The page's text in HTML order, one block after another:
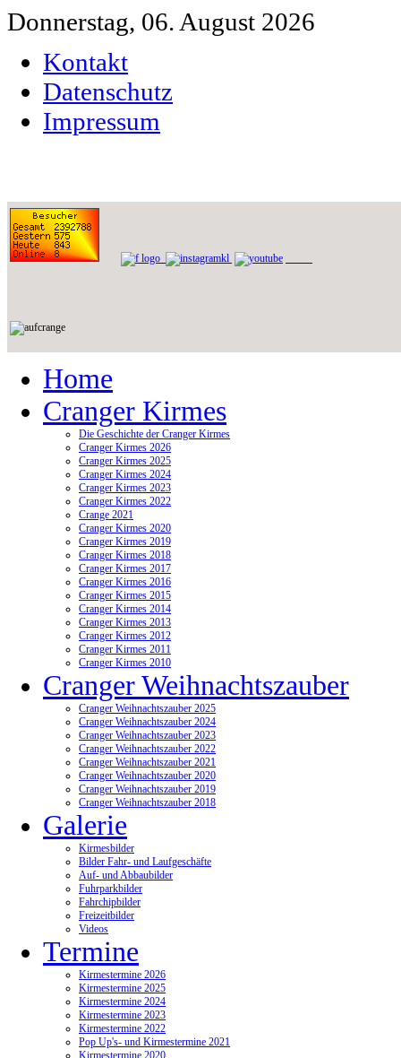
Donnerstag, 06. August 2026
Kontakt
Datenschutz
Impressum
Home
Cranger Kirmes
Die Geschichte der Cranger Kirmes
Cranger Kirmes 2026
Cranger Kirmes 2025
Cranger Kirmes 2024
Cranger Kirmes 2023
Cranger Kirmes 2022
Crange 2021
Cranger Kirmes 2020
Cranger Kirmes 2019
Cranger Kirmes 2018
Cranger Kirmes 2017
Cranger Kirmes 2016
Cranger Kirmes 2015
Cranger Kirmes 2014
Cranger Kirmes 2013
Cranger Kirmes 2012
Cranger Kirmes 2011
Cranger Kirmes 2010
Cranger Weihnachtszauber
Cranger Weihnachtszauber 2025
Cranger Weihnachtszauber 2024
Cranger Weihnachtszauber 2023
Cranger Weihnachtszauber 2022
Cranger Weihnachtszauber 2021
Cranger Weihnachtszauber 2020
Cranger Weihnachtszauber 2019
Cranger Weihnachtszauber 2018
Galerie
Kirmesbilder
Bilder Fahr- und Laufgeschäfte
Auf- und Abbaubilder
Fuhrparkbilder
Fahrchipbilder
Freizeitbilder
Videos
Termine
Kirmestermine 2026
Kirmestermine 2025
Kirmestermine 2024
Kirmestermine 2023
Kirmestermine 2022
Pop Up's- und Kirmestermine 2021
Kirmestermine 2020